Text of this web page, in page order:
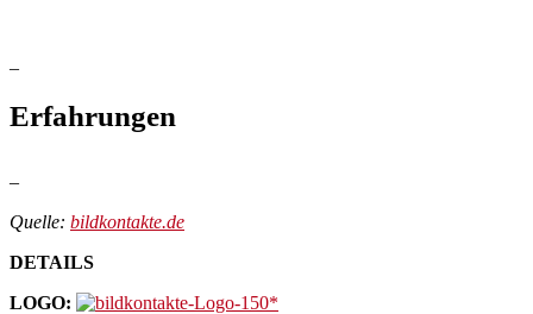
–
Erfahrungen
–
Quelle: bildkontakte.de
DETAILS
LOGO: